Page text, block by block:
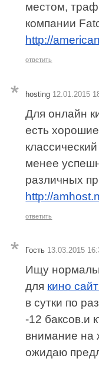
местом,
компании
http://
ответить
hosting 12.01.2015
Для онлайн
есть
менее
различных
http://
ответить
Гость 13.03.2015
Ищу
для кино
в сутки по
-12 баксов.и
внимание
ожидаю